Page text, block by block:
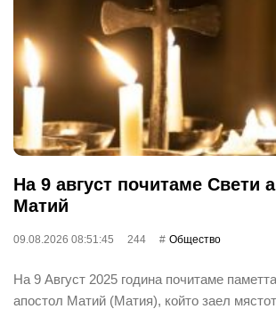
На 9 август почитаме Свети
Матий
09.08.2026 08:51:45 244 Общество
На 9 Август 2025 година почитаме
апостол Матий (Матия), който заел